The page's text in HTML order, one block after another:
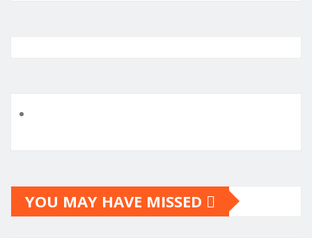
YOU MAY HAVE MISSED